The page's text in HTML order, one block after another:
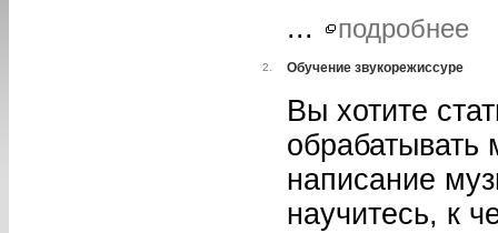
...
подробнее
2. Обучение звукорежиссуре
Вы хотите
обрабатывать
написание
научитесь, к